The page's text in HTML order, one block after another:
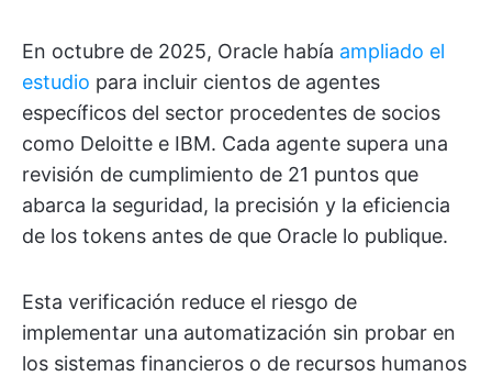
En octubre de 2025, Oracle había ampliado el
estudio para incluir cientos de agentes
específicos del sector procedentes de socios
como Deloitte e IBM. Cada agente supera una
revisión de cumplimiento de 21 puntos que
abarca la seguridad, la precisión y la eficiencia
de los tokens antes de que Oracle lo publique.
Esta verificación reduce el riesgo de
implementar una automatización sin probar en
los sistemas financieros o de recursos humanos